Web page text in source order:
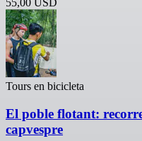
55,00 USD
Tours en bicicleta
El poble flotant:
capvespre